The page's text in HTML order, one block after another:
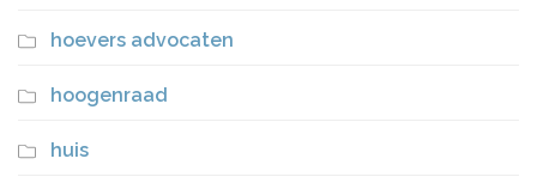
hoevers advocaten
hoogenraad
huis